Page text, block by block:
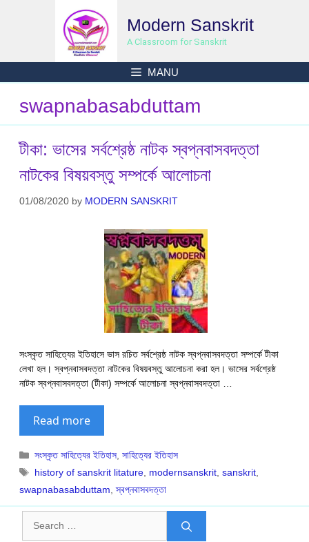
Modern Sanskrit
A Classroom for Sanskrit
MANU
swapnabasabduttam
টীকা: ভাসের সর্বশ্রেষ্ঠ নাটক স্বপ্নবাসবদত্তা
নাটকের বিষয়বস্তু সম্পর্কে আলোচনা
01/08/2020 by MODERN SANSKRIT
সংস্কৃত সাহিত্যের ইতিহাসে ভাস রচিত সর্বশ্রেষ্ঠ নাটক স্বপ্নবাসবদত্তা সম্পর্কে টীকা
লেখা হল। স্বপ্নবাসবদত্তা নাটকের বিষয়বস্তু আলোচনা করা হল। ভাসের সর্বশ্রেষ্ঠ
নাটক স্বপ্নবাসবদত্তা (টীকা) সম্পর্কে আলোচনা স্বপ্নবাসবদত্তা …
Read more
Categories
সংস্কৃত সাহিত্যের ইতিহাস ,সাহিত্যের ইতিহাস
Tags
history of sanskrit litature modernsanskrit ,sanskrit
swapnabasabduttam ,স্বপ্নবাসবদত্তা
for: